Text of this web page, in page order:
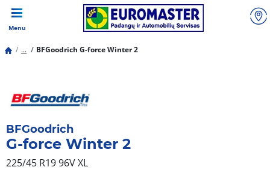
Menu
... BFGoodrich G-force Winter 2
BFGoodrich
G-force Winter 2
225/45 R19 96VXL